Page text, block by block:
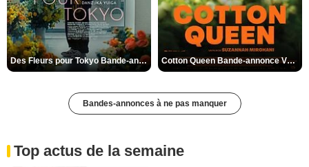
Des Fleurs pour Tokyo Bande-annonce VO STFR Cotton Queen Bande-annonce VO STFR
Bandes-annonces à ne pas manquer
Top actus de la semaine